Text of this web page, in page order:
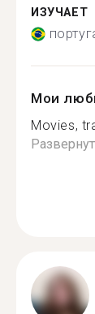
ИЗУЧАЕТ
Мои
Movies,